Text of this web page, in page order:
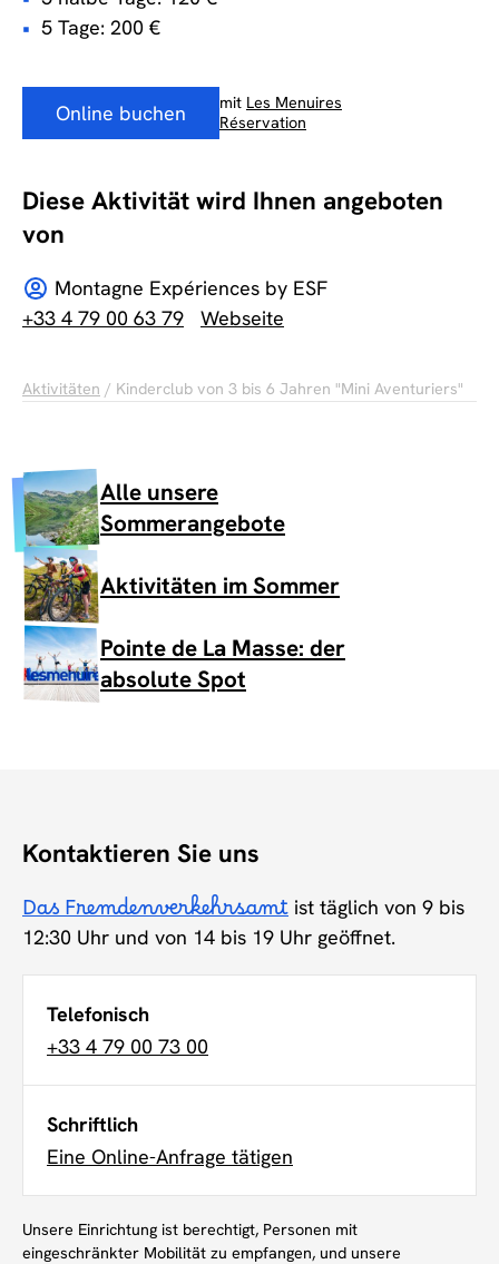
5 Tage: 200 €
Online buchen mit Les Menuires
Réservation
Diese Aktivität wird Ihnen angeboten
von
Montagne Expériences by ESF
+33 4 79 00 63 79
Webseite
Aktivitäten / Kinderclub von 3 bis 6 Jahren "Mini Aventuriers"
Alle unsere
Sommerangebote
Aktivitäten im Sommer
Pointe de La Masse: der
absolute Spot
Kontaktieren Sie uns
Das Fremdenverkehrsamt ist täglich von 9 bis
12:30 Uhr und von 14 bis 19 Uhr geöffnet.
Telefonisch
+33 4 79 00 73 00
Schriftlich
Eine Online-Anfrage tätigen
Unsere Einrichtung ist berechtigt, Personen mit
eingeschränkter Mobilität zu empfangen, und unsere